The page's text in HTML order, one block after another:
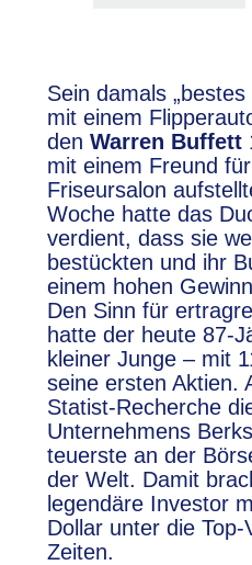
Sein damals
mit einem
den Warren Buffett
mit einem Freund
Friseursalon
Woche hatte das
verdient, dass sie
bestückten und ihr
einem hohen
Den Sinn für
hatte der heute 87-
kleiner Junge – mit
seine ersten Aktien.
Statist-Recherche
Unternehmens
teuerste an der
der Welt. Damit
legendäre Investor
Dollar unter die Top-
Zeiten.